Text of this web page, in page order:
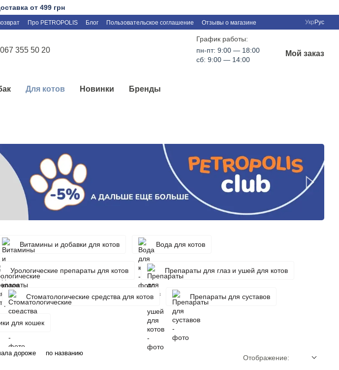
от 499 грн
Про PETROPOLIS Блог Пользовательское соглашение
Отзывы о магазине
Укр Рус
355 50 20
График работы:
пн-пт: 9:00 — 18:00
сб: 9:00 — 14:00
Мой заказ
Для котов Новинки Бренды
Витамины и добавки для котов Вода для котов
Урологические препараты для котов Препараты для глаз и ушей для котов
Стоматологические средства для котов Препараты для суставов
для кошек
дороже по названию
Отображение: